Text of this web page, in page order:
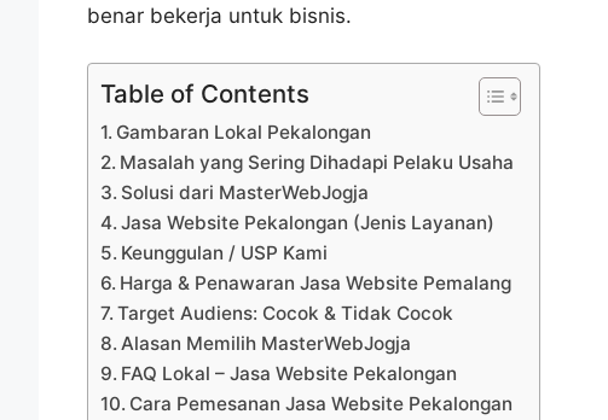
benar bekerja untuk bisnis.
Table of Contents
Gambaran Lokal Pekalongan
Masalah yang Sering Dihadapi Pelaku Usaha
Solusi dari MasterWebJogja
Jasa Website Pekalongan (Jenis Layanan)
Keunggulan / USP Kami
Harga & Penawaran Jasa Website Pemalang
Target Audiens: Cocok & Tidak Cocok
Alasan Memilih MasterWebJogja
FAQ Lokal – Jasa Website Pekalongan
Cara Pemesanan Jasa Website Pekalongan